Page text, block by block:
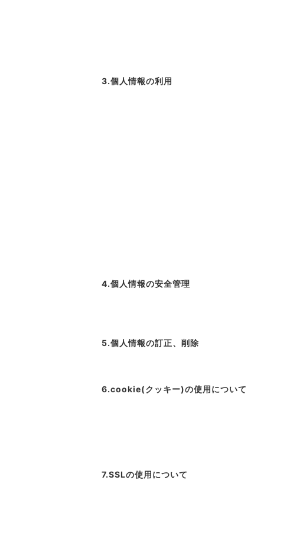
3.個人情報の利用
4.個人情報の安全管理
5.個人情報の訂正、削除
6.cookie(クッキー)の使用について
7.SSLの使用について